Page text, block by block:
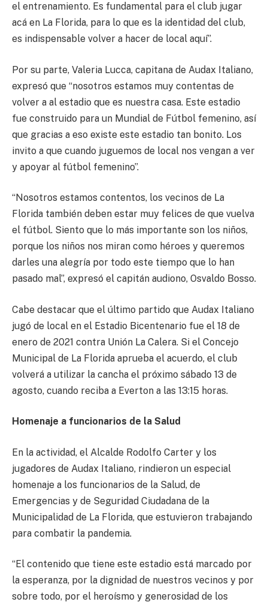
el entrenamiento. Es fundamental para el club jugar
acá en La Florida, para lo que es la identidad del club,
es indispensable volver a hacer de local aquí”.
Por su parte, Valeria Lucca, capitana de Audax Italiano,
expresó que “nosotros estamos muy contentas de
volver a al estadio que es nuestra casa. Este estadio
fue construido para un Mundial de Fútbol femenino, así
que gracias a eso existe este estadio tan bonito. Los
invito a que cuando juguemos de local nos vengan a ver
y apoyar al fútbol femenino”.
“Nosotros estamos contentos, los vecinos de La
Florida también deben estar muy felices de que vuelva
el fútbol. Siento que lo más importante son los niños,
porque los niños nos miran como héroes y queremos
darles una alegría por todo este tiempo que lo han
pasado mal”, expresó el capitán audiono, Osvaldo Bosso.
Cabe destacar que el último partido que Audax Italiano
jugó de local en el Estadio Bicentenario fue el 18 de
enero de 2021 contra Unión La Calera. Si el Concejo
Municipal de La Florida aprueba el acuerdo, el club
volverá a utilizar la cancha el próximo sábado 13 de
agosto, cuando reciba a Everton a las 13:15 horas.
Homenaje a funcionarios de la Salud
En la actividad, el Alcalde Rodolfo Carter y los
jugadores de Audax Italiano, rindieron un especial
homenaje a los funcionarios de la Salud, de
Emergencias y de Seguridad Ciudadana de la
Municipalidad de La Florida, que estuvieron trabajando
para combatir la pandemia.
“El contenido que tiene este estadio está marcado por
la esperanza, por la dignidad de nuestros vecinos y por
sobre todo, por el heroísmo y generosidad de los